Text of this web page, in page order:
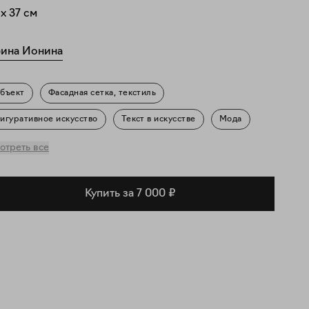
x 37 см
Ионина
Фасадная сетка, текстиль
искусство Текст в искусстве Мода
все
Купить за 7 000 ₽